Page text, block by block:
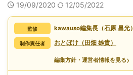
19/09/2020 12/05/2022
監修 kawauso編集長（石原 昌光）
制作責任者 おとぼけ（田畑 雄貴）
編集方針・運営者情報を見る›